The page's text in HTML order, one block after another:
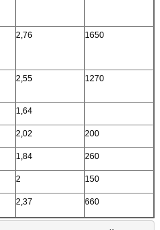
2,76 1650
2,55 1270
1,64
2,02 200
1,84 260
2 150
2,37 660